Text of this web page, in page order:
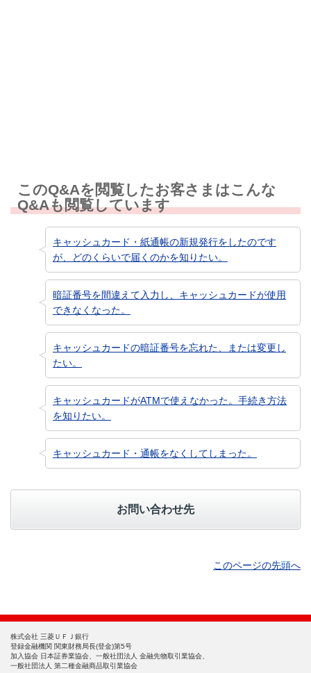
このQ&Aを閲覧したお客さまはこんな
Q&Aも閲覧しています
キャッシュカード・紙通帳の新規発行をしたのです
が、どのくらいで届くのかを知りたい。
暗証番号を間違えて入力し、キャッシュカードが使用
できなくなった。
キャッシュカードの暗証番号を忘れた、または変更し
たい。
キャッシュカードがATMで使えなかった。手続き方法
を知りたい。
キャッシュカード・通帳をなくしてしまった。
お問い合わせ先
このページの先頭へ
株式会社 三菱ＵＦＪ銀行
登録金融機関 関東財務局長(登金)第5号
加入協会 日本証券業協会、一般社団法人 金融先物取引業協会、
一般社団法人 第二種金融商品取引業協会